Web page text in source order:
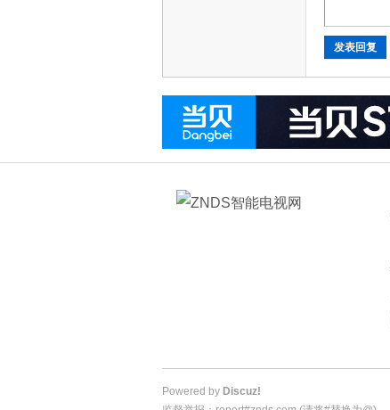
发表回复
Powered by Discuz!